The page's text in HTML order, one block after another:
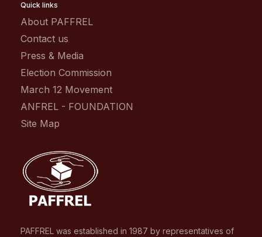
Quick links
About PAFFREL
Contact us
Press & Media
Election Commission
March 12 Movement
ANFREL - FOUNDATION
Site Map
PAFFREL was established in 1987 by representatives of